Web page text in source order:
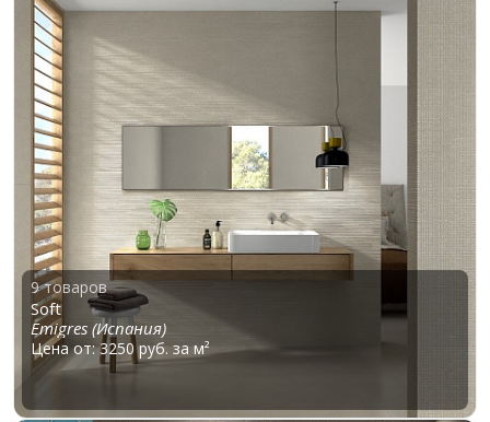
9 товаров
Soft
Emigres (Испания)
Цена от: 3250 руб. за м²